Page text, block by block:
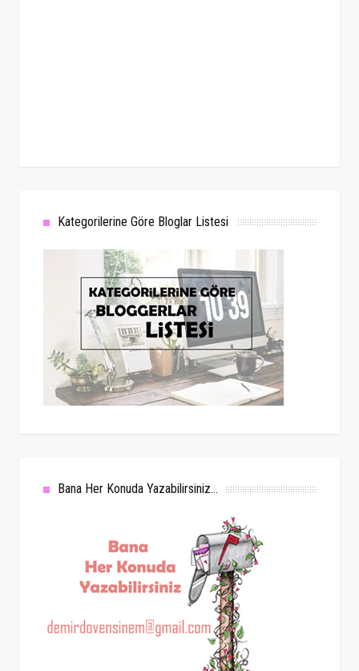
Kategorilerine Göre Bloglar Listesi
Bana Her Konuda Yazabilirsiniz...